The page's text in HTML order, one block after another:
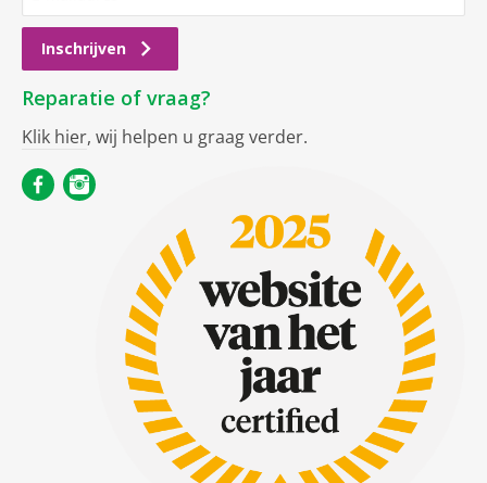
Inschrijven
Reparatie of vraag?
Klik hier, wij helpen u graag verder.